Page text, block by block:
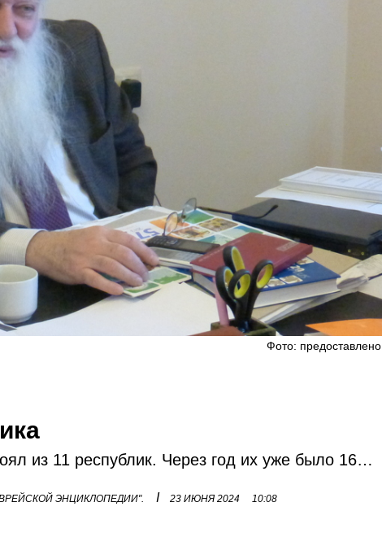
Фото:
из 11 республик. Через год их уже было 16…
ЭНЦИКЛОПЕДИИ". I 23 ИЮНЯ 2024 10:08